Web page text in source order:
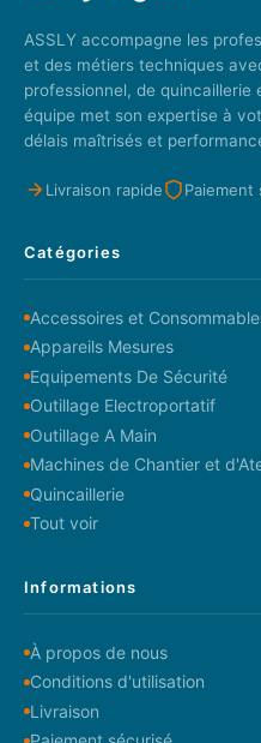
ASSLY accompagne les
et des métiers techniques
professionnel, de
équipe met son expertise à
délais maîtrisés et
Livraison rapide Paiement
Catégories
Accessoires et
Appareils Mesures
Equipements De Sécurité
Outillage Electroportatif
Outillage A Main
Machines de Chantier et
Quincaillerie
Tout voir
Informations
À propos de nous
Conditions d'utilisation
Livraison